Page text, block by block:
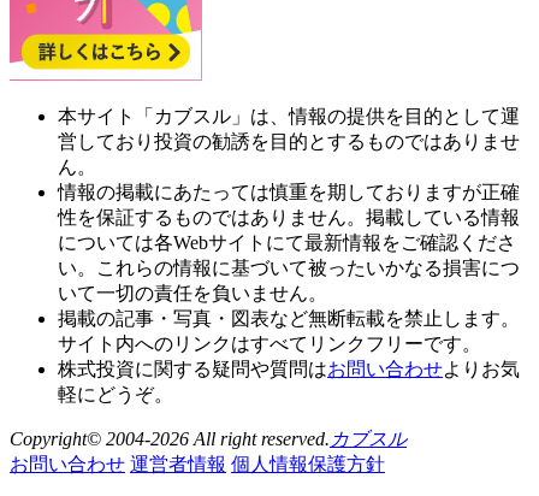
本サイト「カブスル」は、情報の提供を目的として運
営しており投資の勧誘を目的とするものではありませ
ん。
情報の掲載にあたっては慎重を期しておりますが正確
性を保証するものではありません。掲載している情報
については各Webサイトにて最新情報をご確認くださ
い。これらの情報に基づいて被ったいかなる損害につ
いて一切の責任を負いません。
掲載の記事・写真・図表など無断転載を禁止します。
サイト内へのリンクはすべてリンクフリーです。
株式投資に関する疑問や質問はお問い合わせよりお気
軽にどうぞ。
Copyright© 2004-2026 All right reserved. カブスル
お問い合わせ 運営者情報 個人情報保護方針